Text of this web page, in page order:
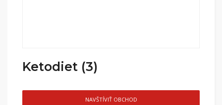
Ketodiet (3)
NAVŠTÍVIŤ OBCHOD